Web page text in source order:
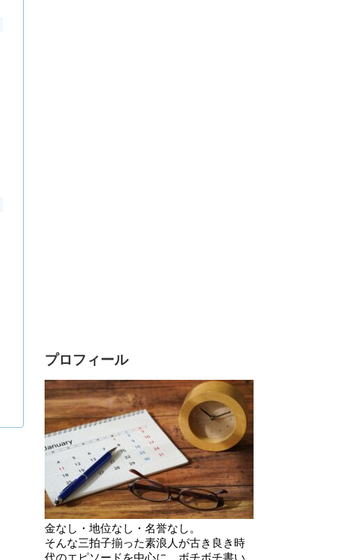
プロフィール
金なし・地位なし・名誉なし。
そんな三拍子揃った素浪人が古き良き時
代のエピソードを中心に、ボチボチ書い